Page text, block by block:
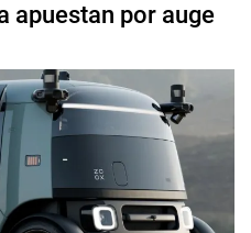
apuestan por auge